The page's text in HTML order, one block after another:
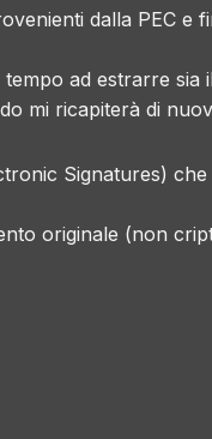
dalla PEC e
ad estrarre
mi ricapiterà di
Signatures) che
originale (non